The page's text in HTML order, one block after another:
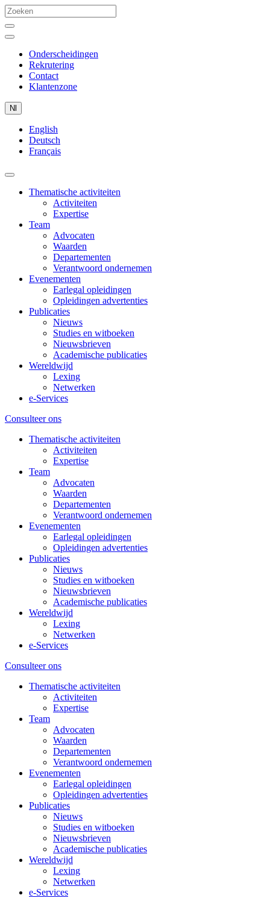
Onderscheidingen
Rekrutering
Contact
Klantenzone
Nl
English
Deutsch
Français
Thematische activiteiten
Activiteiten
Expertise
Team
Advocaten
Waarden
Departementen
Verantwoord ondernemen
Evenementen
Earlegal opleidingen
Opleidingen advertenties
Publicaties
Nieuws
Studies en witboeken
Nieuwsbrieven
Academische publicaties
Wereldwijd
Lexing
Netwerken
e-Services
Consulteer ons
Thematische activiteiten
Activiteiten
Expertise
Team
Advocaten
Waarden
Departementen
Verantwoord ondernemen
Evenementen
Earlegal opleidingen
Opleidingen advertenties
Publicaties
Nieuws
Studies en witboeken
Nieuwsbrieven
Academische publicaties
Wereldwijd
Lexing
Netwerken
e-Services
Consulteer ons
Thematische activiteiten
Activiteiten
Expertise
Team
Advocaten
Waarden
Departementen
Verantwoord ondernemen
Evenementen
Earlegal opleidingen
Opleidingen advertenties
Publicaties
Nieuws
Studies en witboeken
Nieuwsbrieven
Academische publicaties
Wereldwijd
Lexing
Netwerken
e-Services